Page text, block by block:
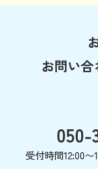
お問い合
050-
受付時間12:00〜